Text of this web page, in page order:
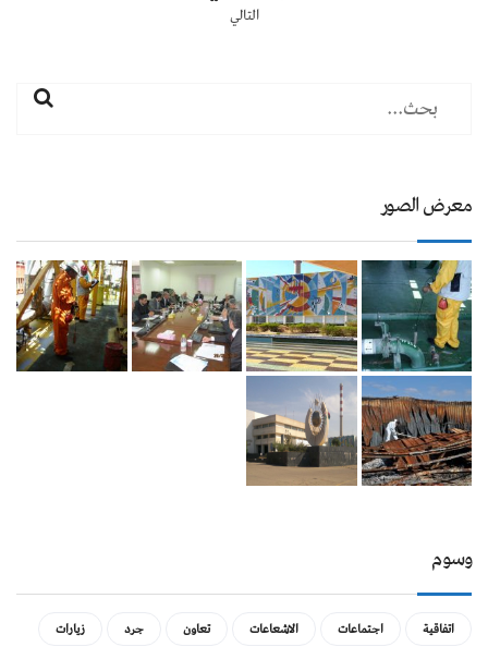
التالي
معرض الصور
وسوم
اتفاقية اجتماعات الاشعاعات تعاون جرد زيارات